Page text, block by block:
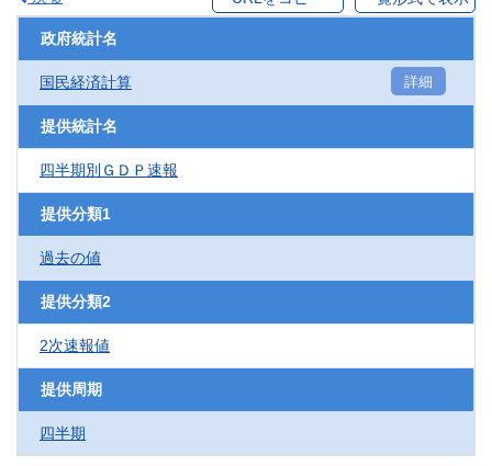
政府統計名
国民経済計算 詳細
提供統計名
四半期別ＧＤＰ速報
提供分類1
過去の値
提供分類2
2次速報値
提供周期
四半期